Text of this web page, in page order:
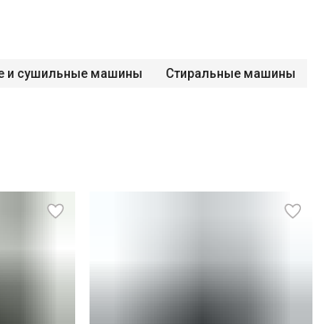
и сушильные машины Стиральные машины